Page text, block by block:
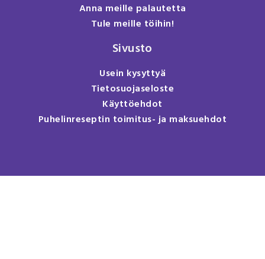
Anna meille palautetta
Tule meille töihin!
Sivusto
Usein kysyttyä
Tietosuojaseloste
Käyttöehdot
Puhelinreseptin toimitus- ja maksuehdot